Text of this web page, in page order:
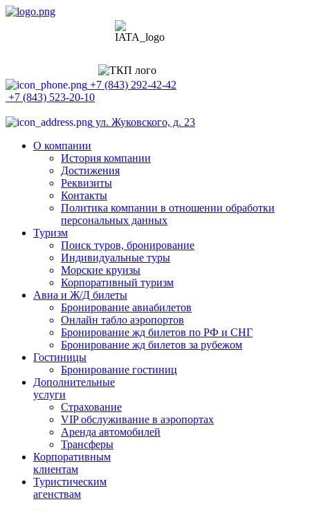
+7 (843) 292-42-42
+7 (843) 523-20-10
ул. Жуковского, д. 23
О компании
История компании
Достижения
Реквизиты
Контакты
Политика компании в отношении обработки
персональных данных
Туризм
Поиск туров, бронирование
Индивидуальные туры
Морские круизы
Корпоративный туризм
Авиа и Ж/Д билеты
Бронирование авиабилетов
Онлайн табло аэропортов
Бронирование жд билетов по РФ и СНГ
Бронирование жд билетов за рубежом
Гостиницы
Бронирование гостиниц
Дополнительные
услуги
Страхование
VIP обслуживание в аэропортах
Аренда автомобилей
Трансферы
Корпоративным
клиентам
Туристическим
агенствам